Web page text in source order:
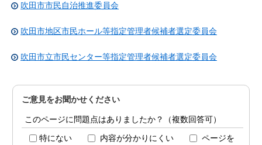
吹田市市民自治推進委員会
吹田市地区市民ホール等指定管理者候補者選定委員会
吹田市立市民センター等指定管理者候補者選定委員会
ご意見をお聞かせください
このページに問題点はありましたか？（複数回答可）
特にない 内容が分かりにくい
ページを